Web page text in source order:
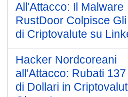
All'Attacco: Il Malware
RustDoor Colpisce
di Criptovalute su
Hacker Nordcoreani
all'Attacco: Rubati
di Dollari in